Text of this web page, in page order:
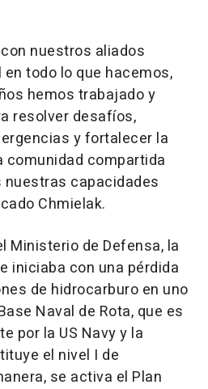
nuestros aliados
todo lo que hacemos,
hemos trabajado y
resolver desafíos,
y fortalecer la
comunidad compartida
capacidades
Chmielak.
Ministerio de Defensa, la
iniciaba con una pérdida
de hidrocarburo en uno
Naval de Rota, que es
por la US Navy y la
el nivel I de
se activa el Plan